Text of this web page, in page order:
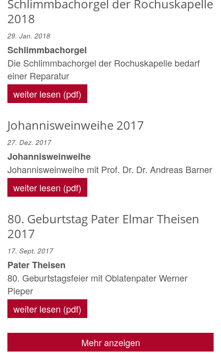
Schlimmbachorgel der Rochuskapelle
2018
29. Jan. 2018
Schlimmbachorgel
Die Schlimmbachorgel der Rochuskapelle bedarf
einer Reparatur
weiter lesen (pdf)
Johannisweinweihe 2017
27. Dez. 2017
Johannisweinweihe
Johannisweinweihe mit Prof. Dr. Dr. Andreas Barner
weiter lesen (pdf)
80. Geburtstag Pater Elmar Theisen
2017
17. Sept. 2017
Pater Theisen
80. Geburtstagsfeier mit Oblatenpater Werner
Pieper
weiter lesen (pdf)
Mehr anzeigen